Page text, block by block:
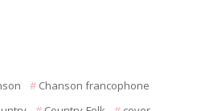
Chanson francophone